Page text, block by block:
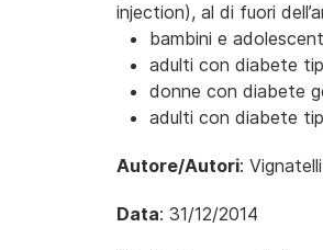
injection), al di fuori
bambini e
adulti con diabete
donne con diabete
adulti con diabete
Autore/Autori:
Data: 31/12/2014